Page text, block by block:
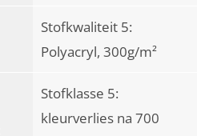
Stofkwaliteit 5:
Polyacryl, 300g/m²
Stofklasse 5:
kleurverlies na 700